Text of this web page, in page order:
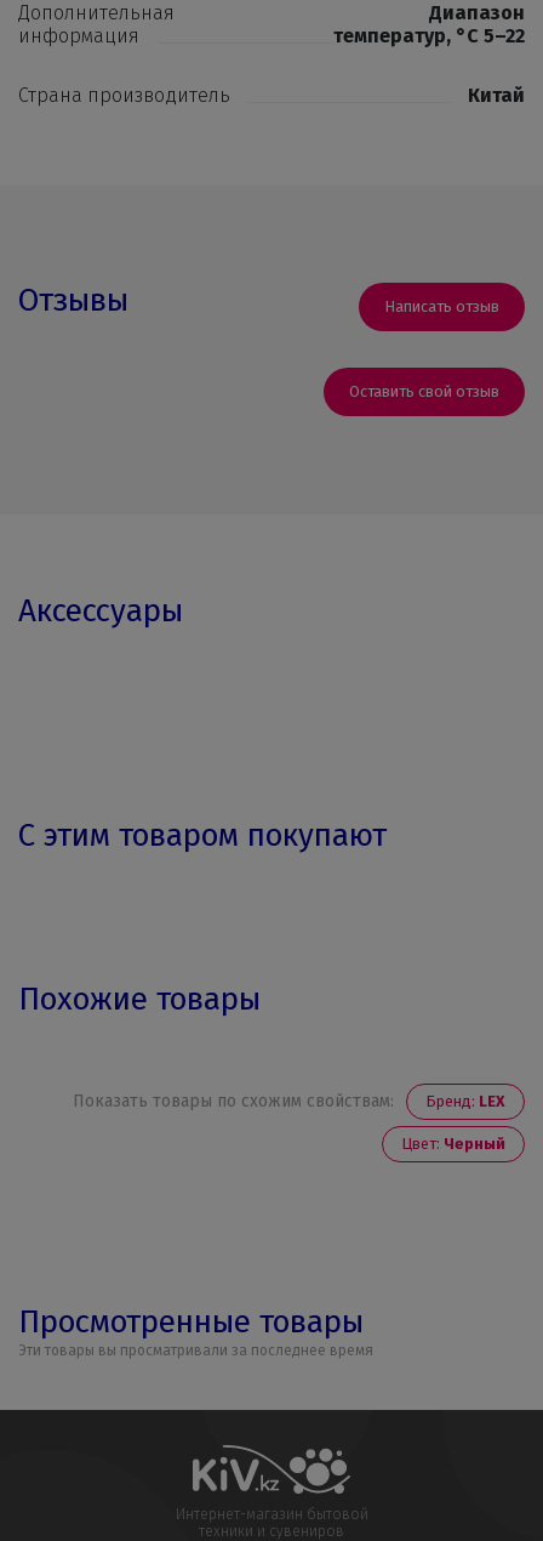
Дополнительная
информация
Диапазон
температур, °С 5–22
Страна производитель Китай
Отзывы Написать отзыв
Оставить свой отзыв
Аксессуары
С этим товаром покупают
Похожие товары
Показать товары по схожим свойствам: Бренд: LEX
Цвет: Черный
Просмотренные товары
Эти товары вы просматривали за последнее время
Интернет-магазин бытовой
техники и сувениров